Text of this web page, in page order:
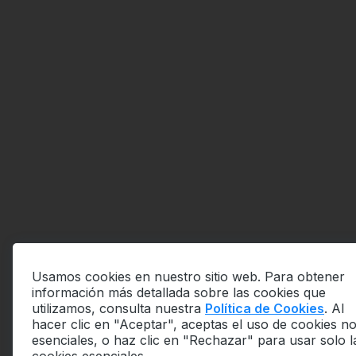
Usamos cookies en nuestro sitio web. Para obtener
información más detallada sobre las cookies que
utilizamos, consulta nuestra Política de Cookies. Al
hacer clic en "Aceptar", aceptas el uso de cookies no
esenciales, o haz clic en "Rechazar" para usar solo